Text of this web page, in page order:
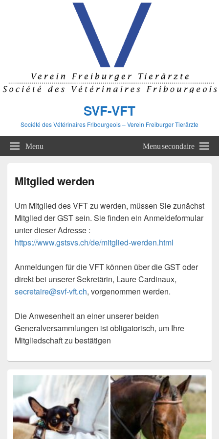
SVF-VFT
Société des Vétérinaires Fribourgeois – Verein Freiburger Tierärzte
Menu Menu secondaire
Mitglied werden
Um Mitglied des VFT zu werden, müssen Sie zunächst
Mitglied der GST sein. Sie finden ein Anmeldeformular
unter dieser Adresse :
https://www.gstsvs.ch/de/mitglied-werden.html
Anmeldungen für die VFT können über die GST oder
direkt bei unserer Sekretärin, Laure Cardinaux,
secretaire@svf-vft.ch, vorgenommen werden.
Die Anwesenheit an einer unserer beiden
Generalversammlungen ist obligatorisch, um Ihre
Mitgliedschaft zu bestätigen
Zone
de
widget
pour
barre
latérale